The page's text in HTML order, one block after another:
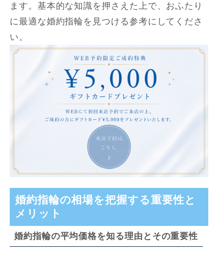
ます。基本的な知識を押さえた上で、おふたり
に最適な婚約指輪を見つける参考にしてくださ
い。
婚約指輪の相場を把握する重要性と
メリット
婚約指輪の平均価格を知る理由とその重要性